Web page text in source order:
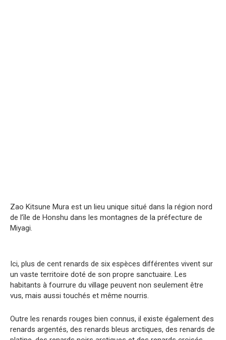
Zao Kitsune Mura est un lieu unique situé dans la région nord
de l’île de Honshu dans les montagnes de la préfecture de
Miyagi.
Ici, plus de cent renards de six espèces différentes vivent sur
un vaste territoire doté de son propre sanctuaire. Les
habitants à fourrure du village peuvent non seulement être
vus, mais aussi touchés et même nourris.
Outre les renards rouges bien connus, il existe également des
renards argentés, des renards bleus arctiques, des renards de